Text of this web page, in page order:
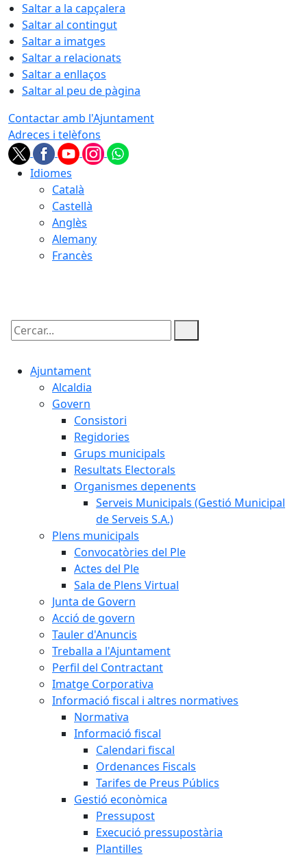
Saltar a la capçalera
Saltar al contingut
Saltar a imatges
Saltar a relacionats
Saltar a enllaços
Saltar al peu de pàgina
Contactar amb l'Ajuntament
Adreces i telèfons
Idiomes
Català
Castellà
Anglès
Alemany
Francès
Cercar:
Ajuntament
Alcaldia
Govern
Consistori
Regidories
Grups municipals
Resultats Electorals
Organismes depenents
Serveis Municipals (Gestió Municipal
de Serveis S.A.)
Plens municipals
Convocatòries del Ple
Actes del Ple
Sala de Plens Virtual
Junta de Govern
Acció de govern
Tauler d'Anuncis
Treballa a l'Ajuntament
Perfil del Contractant
Imatge Corporativa
Informació fiscal i altres normatives
Normativa
Informació fiscal
Calendari fiscal
Ordenances Fiscals
Tarifes de Preus Públics
Gestió econòmica
Pressupost
Execució pressupostària
Plantilles